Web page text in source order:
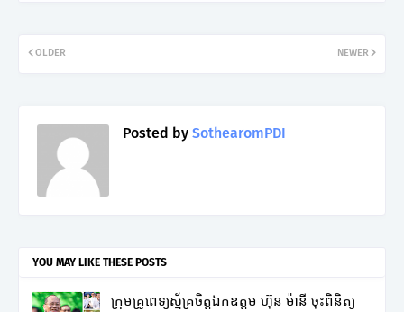
NEWER
OLDER
Posted by SothearomPDI
YOU MAY LIKE THESE POSTS
ក្រុមគ្រូពេទ្យស្ម័គ្រចិត្តឯកឧត្តម ហ៊ុន ម៉ានី ចុះពិនិត្យ